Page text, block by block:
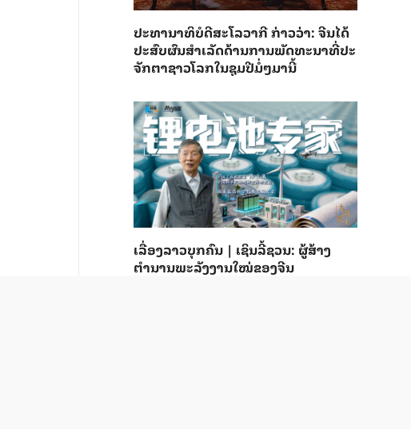
ປະ​ທາ​ນາ​ທິ​ບໍ​ດີ​ສະ​ໂລ​ວາ​ກີ ກ່າວ​ວ່າ: ຈີນ​ໄດ້​
ປະ​ສົບ​ຜົ​ນ​ສຳ​ເລັດ​ດ້ານ​ການ​ພັດ​ທະ​ນາ​ທີ່​ປະ​
ຈັກ​ຕາ​ຊາວ​ໂລກ​ໃນ​ຊຸມ​ປີ​ມໍ່ໆ​ມາ​ນີ້
ເລື່ອງລາວບຸກຄົນ | ເຊິນລີ້ຊວນ: ຜູ້ສ້າງ
ຕຳນານພະລັງງານໃໝ່ຂອງຈີນ